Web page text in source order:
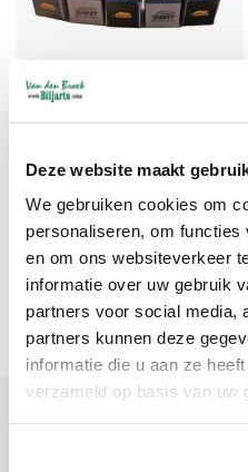
Deze website maakt
We gebruiken cookies om
personaliseren, om
en om ons websiteverkeer
informatie over uw gebruik
partners voor social media,
partners kunnen deze
informatie die u aan ze
verzameld op basis van uw
blauw 12 stuks los in
Vanaf 5,17
Meest bekeken
Meld je aan